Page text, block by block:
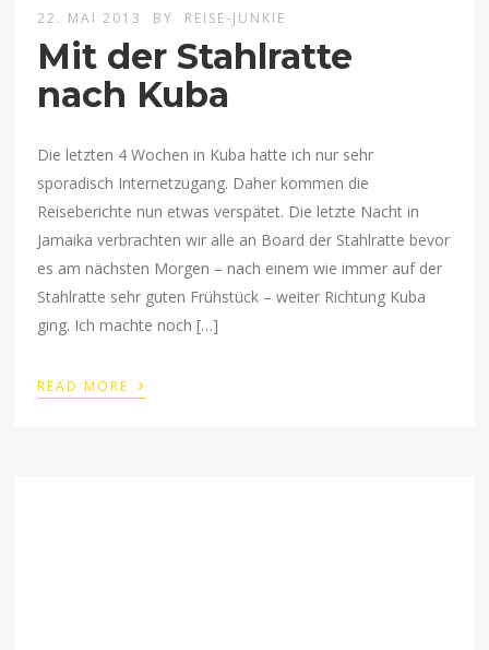
22. MAI 2013 BY REISE-JUNKIE
Mit der Stahlratte
nach Kuba
Die letzten 4 Wochen in Kuba hatte ich nur sehr
sporadisch Internetzugang. Daher kommen die
Reiseberichte nun etwas verspätet. Die letzte Nacht in
Jamaika verbrachten wir alle an Board der Stahlratte bevor
es am nächsten Morgen – nach einem wie immer auf der
Stahlratte sehr guten Frühstück – weiter Richtung Kuba
ging. Ich machte noch […]
READ MORE ›